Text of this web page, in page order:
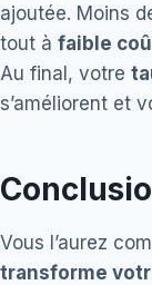
ajoutée. Moins
tout à faible
Au final, votre
s’améliorent et
Vous l’aurez
transforme